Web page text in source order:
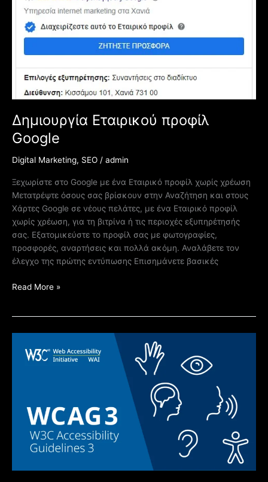
Δημιουργία Εταιρικού προφίλ
Google
Digital Marketing, SEO / admin
Ξεχωρίστε στο Google με ένα Εταιρικό προφίλ χωρίς χρέωση
Μετατρέψτε όσους σας βρίσκουν στην Αναζήτηση και στους
Χάρτες Google σε νέους πελάτες, με ένα Εταιρικό προφίλ
χωρίς χρέωση, για τη βιτρίνα ή τις περιοχές εξυπηρέτησής
σας. Εξατομικεύστε το προφίλ σας με φωτογραφίες,
προσφορές, αναρτήσεις και πολλά ακόμη. Αναλάβετε τον
έλεγχο της πρώτης εντύπωσης Επισημάνετε βασικές
Read More »
Ιστοσελίδων